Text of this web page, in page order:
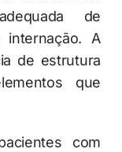
de
A
de estrutura
que
com